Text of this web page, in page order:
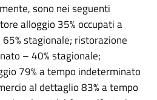
sono nei seguenti
alloggio 35% occupati a
stagionale; ristorazione
– 40% stagionale;
79% a tempo indeterminato
al dettaglio 83% a tempo